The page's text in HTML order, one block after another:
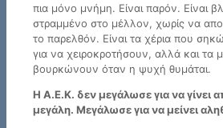
πια μόνο μνήμη. Είναι παρόν. Είναι
στραμμένο στο μέλλον, χωρίς να
το παρελθόν. Είναι τα χέρια που
για να χειροκροτήσουν, αλλά και τα
βουρκώνουν όταν η ψυχή θυμάται.
Η Α.Ε.Κ. δεν μεγάλωσε για να γίνει
μεγάλη. Μεγάλωσε για να μείνει